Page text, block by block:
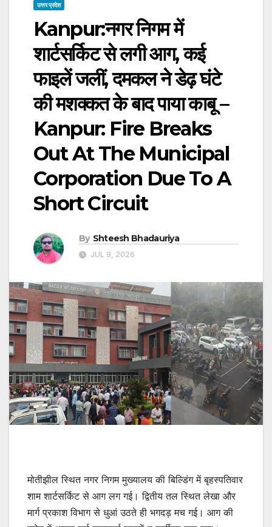
उत्तर प्रदेश
Kanpur:नगर निगम में
शार्टसर्किट से लगी आग, कई
फाइलें जलीं, दमकल ने डेढ़ घंटे
की मशक्कत के बाद पाया काबू –
Kanpur: Fire Breaks
Out At The Municipal
Corporation Due To A
Short Circuit
By Shteesh Bhadauriya
JUL 9, 2026
मोतीझील स्थित नगर निगम मुख्यालय की बिल्डिंग में बृहस्पतिवार
शाम शार्टसर्किट से आग लग गई। द्वितीय तल स्थित लेखा और
मार्ग प्रकाश विभाग से धुआं उठते ही भगदड़ मच गई। आग की